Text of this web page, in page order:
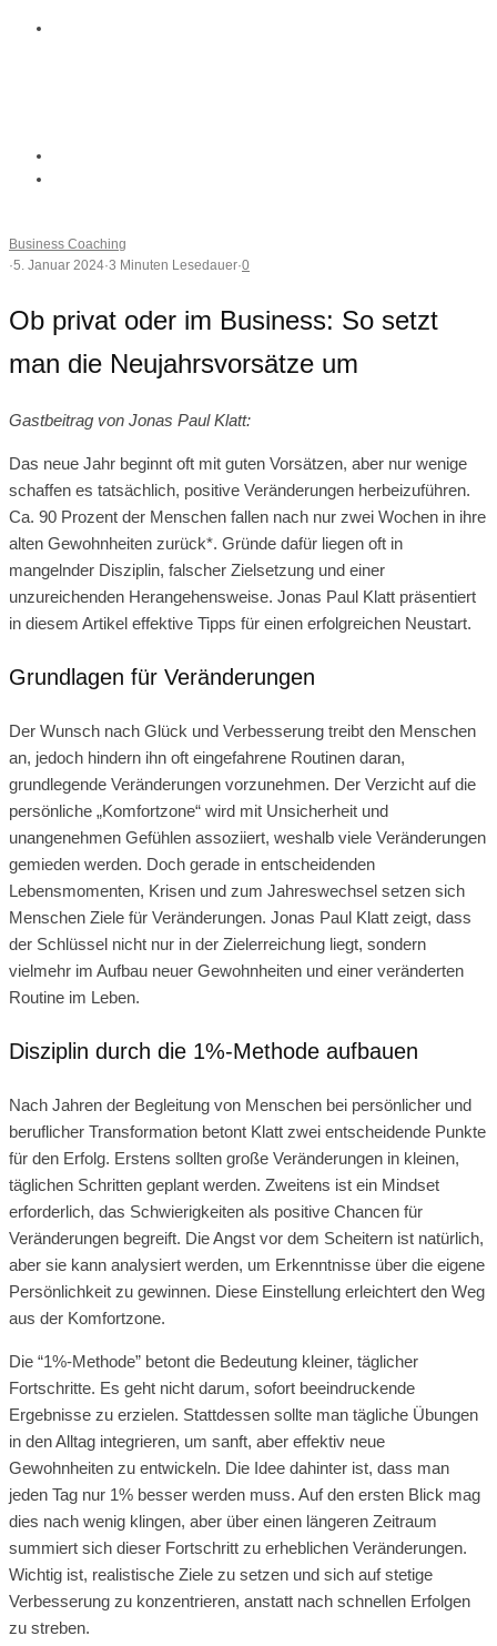
Business Coaching
·5. Januar 2024·3 Minuten Lesedauer·0
Ob privat oder im Business: So setzt
man die Neujahrsvorsätze um
Gastbeitrag von Jonas Paul Klatt:
Das neue Jahr beginnt oft mit guten Vorsätzen, aber nur wenige
schaffen es tatsächlich, positive Veränderungen herbeizuführen.
Ca. 90 Prozent der Menschen fallen nach nur zwei Wochen in ihre
alten Gewohnheiten zurück*. Gründe dafür liegen oft in
mangelnder Disziplin, falscher Zielsetzung und einer
unzureichenden Herangehensweise. Jonas Paul Klatt präsentiert
in diesem Artikel effektive Tipps für einen erfolgreichen Neustart.
Grundlagen für Veränderungen
Der Wunsch nach Glück und Verbesserung treibt den Menschen
an, jedoch hindern ihn oft eingefahrene Routinen daran,
grundlegende Veränderungen vorzunehmen. Der Verzicht auf die
persönliche „Komfortzone“ wird mit Unsicherheit und
unangenehmen Gefühlen assoziiert, weshalb viele Veränderungen
gemieden werden. Doch gerade in entscheidenden
Lebensmomenten, Krisen und zum Jahreswechsel setzen sich
Menschen Ziele für Veränderungen. Jonas Paul Klatt zeigt, dass
der Schlüssel nicht nur in der Zielerreichung liegt, sondern
vielmehr im Aufbau neuer Gewohnheiten und einer veränderten
Routine im Leben.
Disziplin durch die 1%-Methode aufbauen
Nach Jahren der Begleitung von Menschen bei persönlicher und
beruflicher Transformation betont Klatt zwei entscheidende Punkte
für den Erfolg. Erstens sollten große Veränderungen in kleinen,
täglichen Schritten geplant werden. Zweitens ist ein Mindset
erforderlich, das Schwierigkeiten als positive Chancen für
Veränderungen begreift. Die Angst vor dem Scheitern ist natürlich,
aber sie kann analysiert werden, um Erkenntnisse über die eigene
Persönlichkeit zu gewinnen. Diese Einstellung erleichtert den Weg
aus der Komfortzone.
Die “1%-Methode” betont die Bedeutung kleiner, täglicher
Fortschritte. Es geht nicht darum, sofort beeindruckende
Ergebnisse zu erzielen. Stattdessen sollte man tägliche Übungen
in den Alltag integrieren, um sanft, aber effektiv neue
Gewohnheiten zu entwickeln. Die Idee dahinter ist, dass man
jeden Tag nur 1% besser werden muss. Auf den ersten Blick mag
dies nach wenig klingen, aber über einen längeren Zeitraum
summiert sich dieser Fortschritt zu erheblichen Veränderungen.
Wichtig ist, realistische Ziele zu setzen und sich auf stetige
Verbesserung zu konzentrieren, anstatt nach schnellen Erfolgen
zu streben.